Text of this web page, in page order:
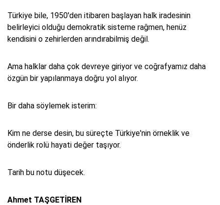
Türkiye bile, 1950'den itibaren başlayan halk iradesinin
belirleyici olduğu demokratik sisteme rağmen, henüz
kendisini o zehirlerden arındırabilmiş değil.
Ama halklar daha çok devreye giriyor ve coğrafyamız daha
özgün bir yapılanmaya doğru yol alıyor.
Bir daha söylemek isterim:
Kim ne derse desin, bu süreçte Türkiye'nin örneklik ve
önderlik rolü hayati değer taşıyor.
Tarih bu notu düşecek.
Ahmet TAŞGETİREN